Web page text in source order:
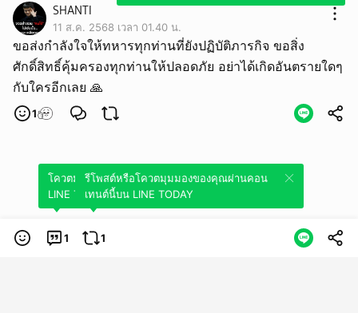
SHANTI
11 ส.ค. 2568 เวลา 01.40 น.
ขอส่งกำลังใจให้ทหารทุกท่านที่ยังปฏิบัติภารกิจ ขอสิ่ง
ศักดิ์สิทธิ์คุ้มครองทุกท่านให้ปลอดภัย อย่าได้เกิดอันตรายใดๆ
กับใครอีกเลย 🙏
1
1
โควตมุมมองของคุณผ่านคอนเทนต์นี้บน
LINE TODAY
1
รีโพสต์หรือโควตมุมมองของคุณผ่านคอน
เทนต์นี้บน LINE TODAY